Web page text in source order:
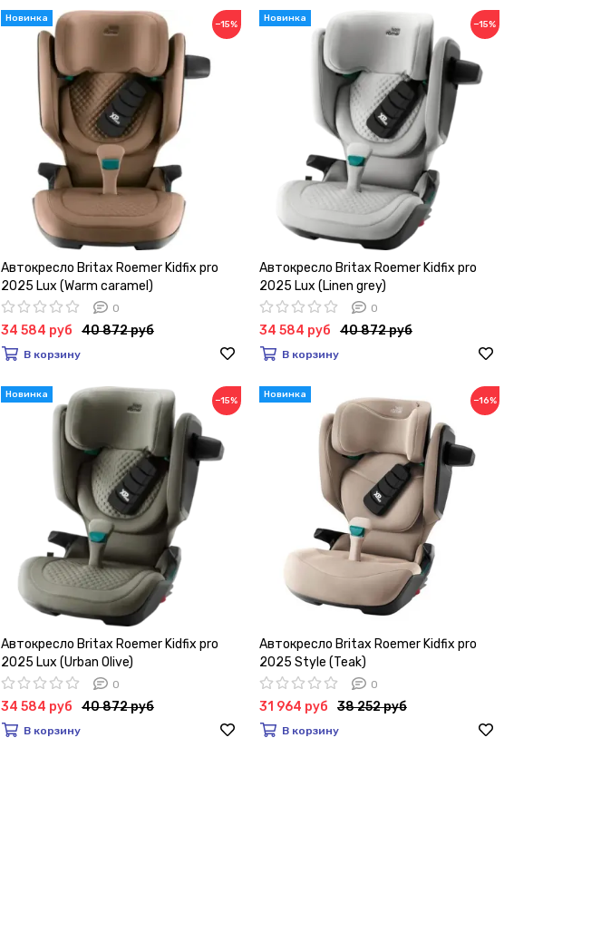
−15%
Автокресло Britax Roemer Kidfix pro
2025 Lux (Warm caramel)
0
34 584 руб 40 872 руб
В корзину
−15%
Автокресло Britax Roemer Kidfix pro
2025 Lux (Linen grey)
0
34 584 руб 40 872 руб
В корзину
−15%
Автокресло Britax Roemer Kidfix pro
2025 Lux (Urban Olive)
0
34 584 руб 40 872 руб
В корзину
−16%
Автокресло Britax Roemer Kidfix pro
2025 Style (Teak)
0
31 964 руб 38 252 руб
В корзину